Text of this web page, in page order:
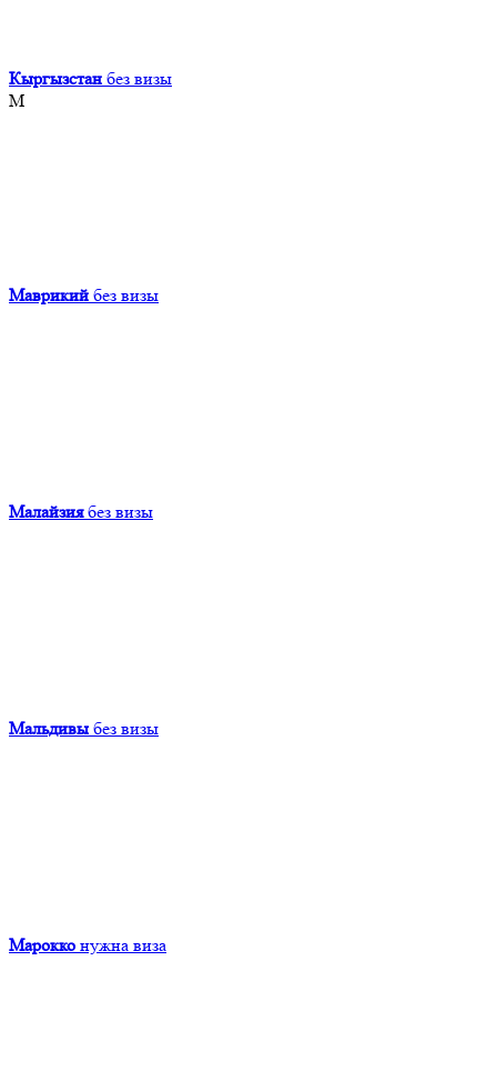
Кыргызcтан без визы
М
Маврикий без визы
Малайзия без визы
Мальдивы без визы
Марокко нужна виза